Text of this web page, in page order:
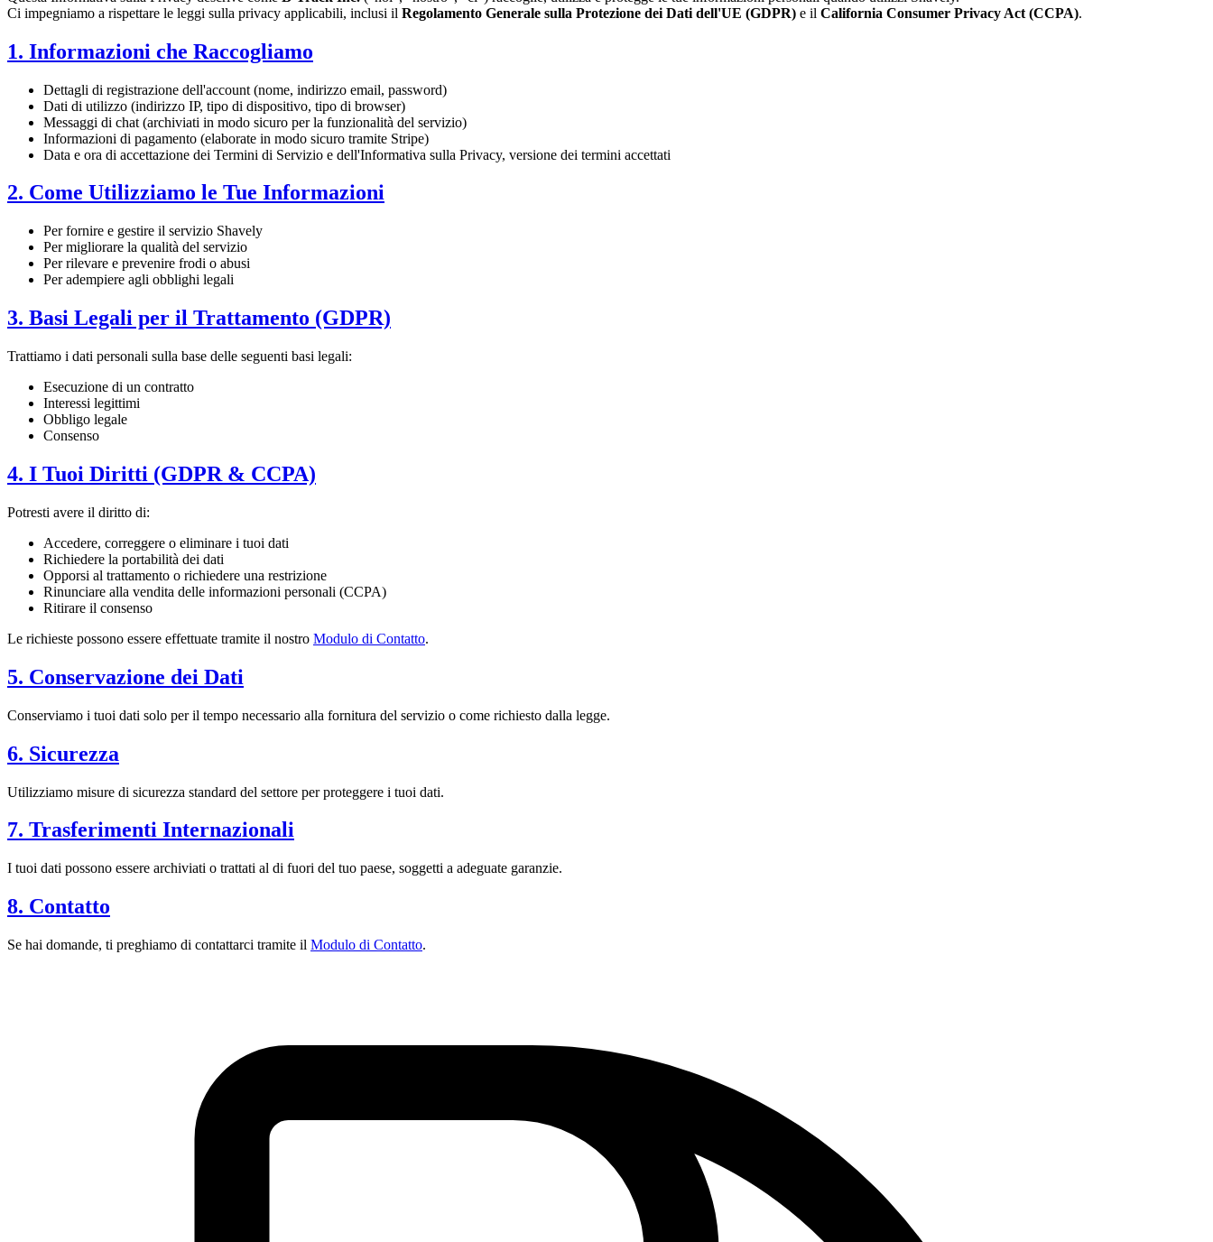
Ci impegniamo a rispettare le leggi sulla privacy applicabili, inclusi il Regolamento Generale sulla Protezione dei Dati dell'UE (GDPR) e il California Consumer Privacy Act (CCPA).
1. Informazioni che Raccogliamo
Dettagli di registrazione dell'account (nome, indirizzo email, password)
Dati di utilizzo (indirizzo IP, tipo di dispositivo, tipo di browser)
Messaggi di chat (archiviati in modo sicuro per la funzionalità del servizio)
Informazioni di pagamento (elaborate in modo sicuro tramite Stripe)
Data e ora di accettazione dei Termini di Servizio e dell'Informativa sulla Privacy, versione dei termini accettati
2. Come Utilizziamo le Tue Informazioni
Per fornire e gestire il servizio Shavely
Per migliorare la qualità del servizio
Per rilevare e prevenire frodi o abusi
Per adempiere agli obblighi legali
3. Basi Legali per il Trattamento (GDPR)
Trattiamo i dati personali sulla base delle seguenti basi legali:
Esecuzione di un contratto
Interessi legittimi
Obbligo legale
Consenso
4. I Tuoi Diritti (GDPR & CCPA)
Potresti avere il diritto di:
Accedere, correggere o eliminare i tuoi dati
Richiedere la portabilità dei dati
Opporsi al trattamento o richiedere una restrizione
Rinunciare alla vendita delle informazioni personali (CCPA)
Ritirare il consenso
Le richieste possono essere effettuate tramite il nostro Modulo di Contatto.
5. Conservazione dei Dati
Conserviamo i tuoi dati solo per il tempo necessario alla fornitura del servizio o come richiesto dalla legge.
6. Sicurezza
Utilizziamo misure di sicurezza standard del settore per proteggere i tuoi dati.
7. Trasferimenti Internazionali
I tuoi dati possono essere archiviati o trattati al di fuori del tuo paese, soggetti a adeguate garanzie.
8. Contatto
Se hai domande, ti preghiamo di contattarci tramite il Modulo di Contatto.